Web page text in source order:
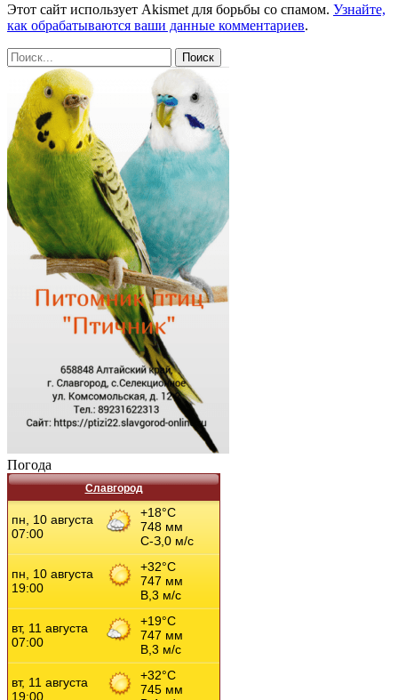
Этот сайт использует Akismet для борьбы со спамом. Узнайте,
как обрабатываются ваши данные комментариев.
Погода
Славгород